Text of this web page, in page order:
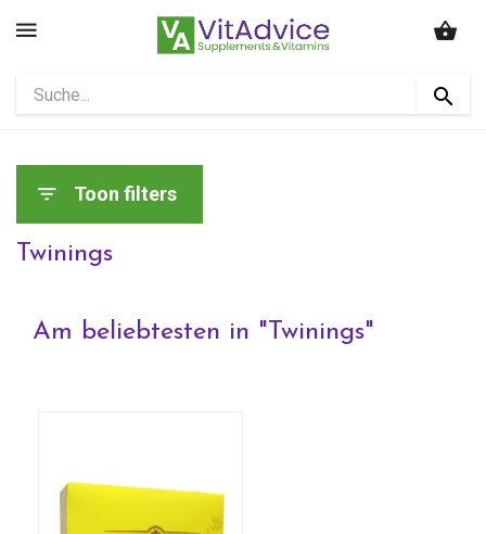
Toon filters
Twinings
Am beliebtesten in " Twinings"